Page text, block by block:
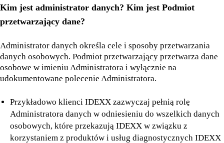
Kim jest administrator danych? Kim jest Podmiot
przetwarzający dane?
Administrator danych określa cele i sposoby przetwarzania
danych osobowych. Podmiot przetwarzający przetwarza dane
osobowe w imieniu Administratora i wyłącznie na
udokumentowane polecenie Administratora.
Przykładowo klienci IDEXX zazwyczaj pełnią rolę
Administratora danych w odniesieniu do wszelkich danych
osobowych, które przekazują IDEXX w związku z
korzystaniem z produktów i usług diagnostycznych IDEXX